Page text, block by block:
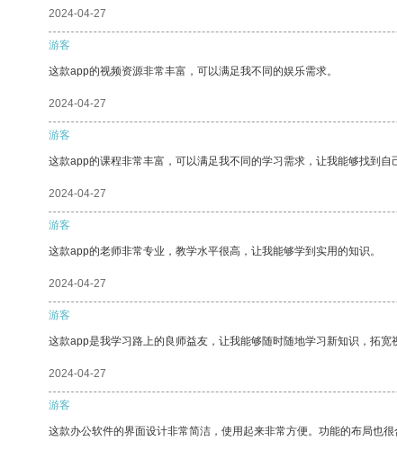
2024-04-27
游客
这款app的视频资源非常丰富，可以满足我不同的娱乐需求。
2024-04-27
游客
这款app的课程非常丰富，可以满足我不同的学习需求，让我能够找到自
2024-04-27
游客
这款app的老师非常专业，教学水平很高，让我能够学到实用的知识。
2024-04-27
游客
这款app是我学习路上的良师益友，让我能够随时随地学习新知识，拓宽
2024-04-27
游客
这款办公软件的界面设计非常简洁，使用起来非常方便。功能的布局也很